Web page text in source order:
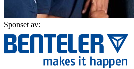
Sponset av: